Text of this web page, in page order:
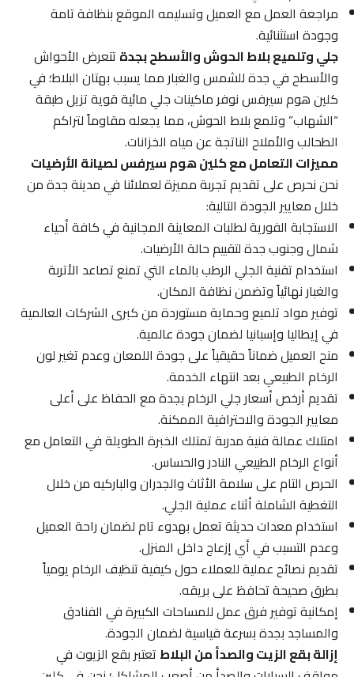
مراجعة العمل مع العميل وتسليمه الموقع بنظافة تامة
وجودة استثنائية.
جلي وتلميع بلاط الحوش والأسطح بجدةتتعرض الأحواش
والأسطح في جدة للشمس والغبار مما يسبب بهتان البلاط؛ في
كلين هوم سيرفس نوفر ماكينات جلي مائية قوية تزيل طبقة
“الشهاب” وتلمع بلاط الحوش، مما يجعله مقاوماً لتراكم
الطحالب والأملاح الناتجة عن مياه الخزانات.
مميزات التعامل مع كلين هوم سيرفس لصيانة الأرضيات
نحن نحرص على تقديم تجربة مميزة لعملائنا في مدينة جدة من
خلال معايير الجودة التالية:
الاستجابة الفورية لطلبات المعاينة المجانية في كافة أحياء
شمال وجنوب جدة لتقييم حالة الأرضيات.
استخدام تقنية الجلي الرطب بالماء التي تمنع تصاعد الأتربة
والغبار نهائياً وتضمن نظافة المكان.
توفير مواد تلميع وحماية مستوردة من كبرى الشركات العالمية
في إيطاليا وإسبانيا لضمان جودة عالمية.
منح العميل ضماناً حقيقياً على جودة اللمعان وعدم تغير لون
الرخام الطبيعي بعد انتهاء الخدمة.
تقديم أرخص أسعار جلي الرخام بجدة مع الحفاظ على أعلى
معايير الجودة والاحترافية الممكنة.
امتلاك عمالة فنية مدربة تمتلك الخبرة الطويلة في التعامل مع
أنواع الرخام الطبيعي النادر والحساس.
الحرص التام على سلامة الأثاث والجدران والباركيه من خلال
التغطية الشاملة أثناء عملية الجلي.
استخدام معدات حديثة تعمل بهدوء تام لضمان راحة العميل
وعدم التسبب في أي إزعاج داخل المنزل.
تقديم نصائح عملية للعملاء حول كيفية تنظيف الرخام يومياً
بطرق صحيحة تحافظ على بريقه.
إمكانية توفير فرق عمل للمساحات الكبيرة في الفنادق
والمساجد بجدة بسرعة قياسية لضمان الجودة.
إزالة بقع الزيت والصدأ من البلاطتعتبر بقع الزيوت في